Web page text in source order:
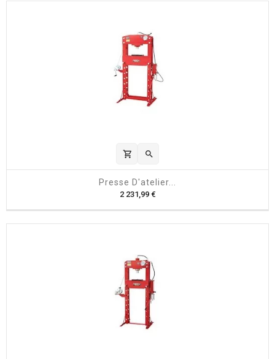
x
shopping_cart 
Presse D'atelier...
2 231,99 €P
x